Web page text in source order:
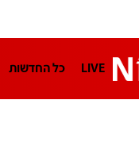
LIVE כל החדשות